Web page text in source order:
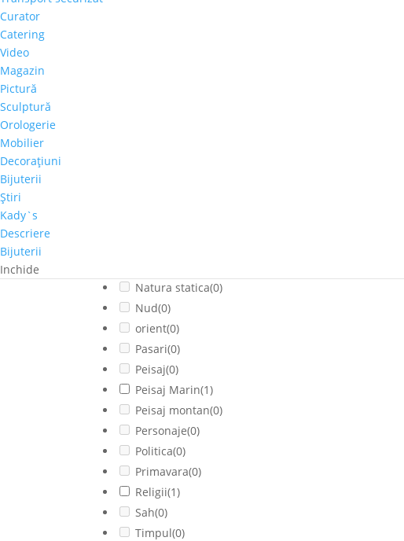
Curator
Catering
Video
Magazin
Pictură
Sculptură
Orologerie
Mobilier
Decoraţiuni
Bijuterii
Ştiri
Kady`s
Descriere
Bijuterii
Inchide
Natura statica(0)
Nud(0)
orient(0)
Pasari(0)
Peisaj(0)
Peisaj Marin(1)
Peisaj montan(0)
Personaje(0)
Politica(0)
Primavara(0)
Religii(1)
Sah(0)
Timpul(0)